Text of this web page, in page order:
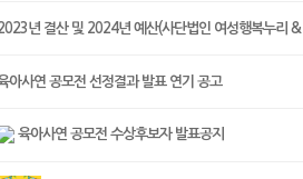
년 결산 및 2024년 예산(사단법인 여성행복누리 &
아사연 공모전 선정결과 발표 연기 공고
육아사연 공모전 수상후보자 발표공지